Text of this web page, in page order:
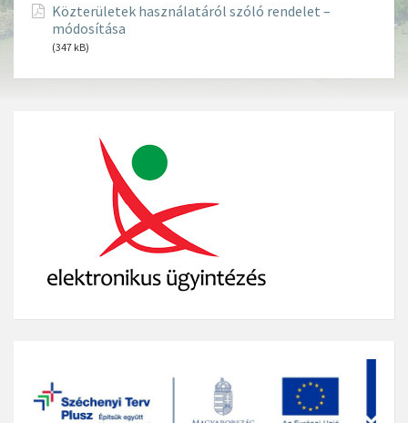
Közterületek használatáról szóló rendelet –
módosítása
(347 kB)